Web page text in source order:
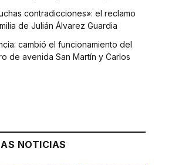
contradicciones»: el reclamo
de Julián Álvarez Guardia
cambió el funcionamiento del
de avenida San Martín y Carlos
NOTICIAS